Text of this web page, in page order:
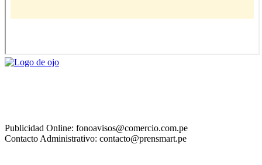
Publicidad Online: fonoavisos@comercio.com.pe
Contacto Administrativo: contacto@prensmart.pe